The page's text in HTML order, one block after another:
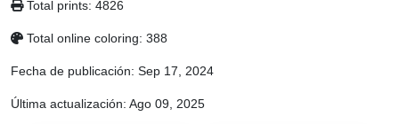
Total prints: 4826
Total online coloring: 388
Fecha de publicación: Sep 17, 2024
Última actualización: Ago 09, 2025